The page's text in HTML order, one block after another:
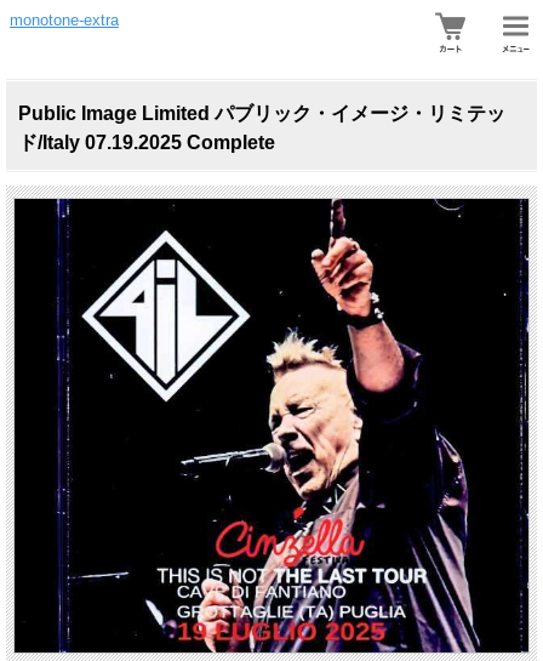
monotone-extra
Public Image Limited パブリック・イメージ・リミテッ
ド/Italy 07.19.2025 Complete